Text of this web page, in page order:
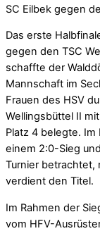
SC Eilbek gegen
Das erste
gegen den TSC
schaffte der
Mannschaft im
Frauen des HSV
Wellingsbüttel II
Platz 4 belegte. Im
einem 2:0-Sieg
Turnier betrachtet,
verdient den Titel.
Im Rahmen der
vom HFV-